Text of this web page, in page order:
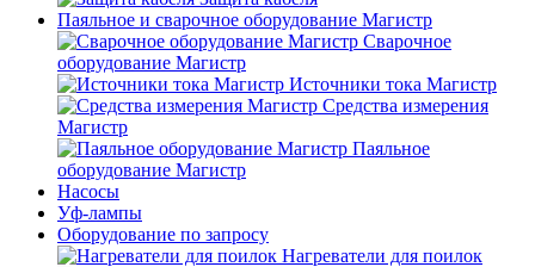
Паяльное и сварочное оборудование Магистр
Сварочное
оборудование Магистр
Источники тока Магистр
Средства измерения
Магистр
Паяльное
оборудование Магистр
Насосы
Уф-лампы
Оборудование по запросу
Нагреватели для поилок